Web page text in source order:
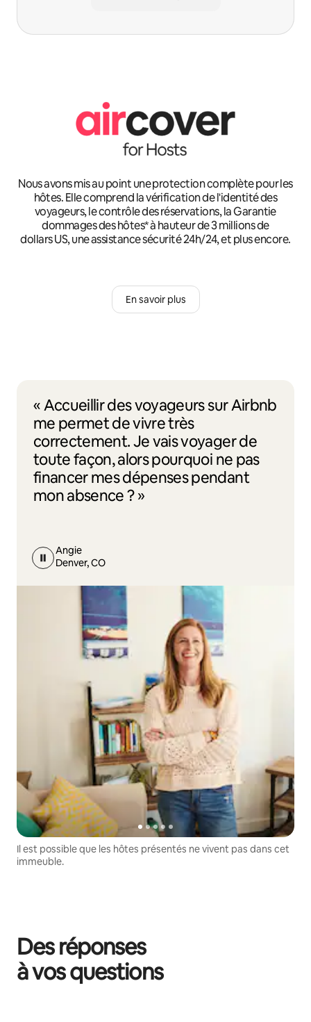
Nous avons mis au point une protection complète pour les
hôtes. Elle comprend la vérification de l'identité des
voyageurs, le contrôle des réservations, la Garantie
dommages des hôtes* à hauteur de 3 millions de
dollars US, une assistance sécurité 24h/24, et plus encore.
En savoir plus
« Accueillir des voyageurs sur Airbnb
me permet de vivre très
correctement. Je vais voyager de
toute façon, alors pourquoi ne pas
financer mes dépenses pendant
mon absence ? »
Angie
Denver, CO
Il est possible que les hôtes présentés ne vivent pas dans cet
immeuble.
Des réponses
à vos questions